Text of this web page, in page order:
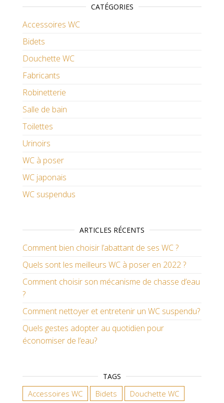
CATÉGORIES
Accessoires WC
Bidets
Douchette WC
Fabricants
Robinetterie
Salle de bain
Toilettes
Urinoirs
WC à poser
WC japonais
WC suspendus
ARTICLES RÉCENTS
Comment bien choisir l’abattant de ses WC ?
Quels sont les meilleurs WC à poser en 2022 ?
Comment choisir son mécanisme de chasse d’eau
?
Comment nettoyer et entretenir un WC suspendu?
Quels gestes adopter au quotidien pour
économiser de l’eau?
TAGS
Accessoires WC Bidets Douchette WC